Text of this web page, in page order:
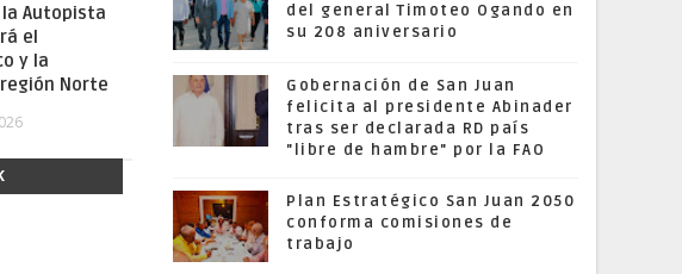
Autopista
el
y la
Norte
del general Timoteo Ogando en
su 208 aniversario
Gobernación de San Juan
felicita al presidente Abinader
tras ser declarada RD país
"libre de hambre" por la FAO
Plan Estratégico San Juan 2050
conforma comisiones de
trabajo